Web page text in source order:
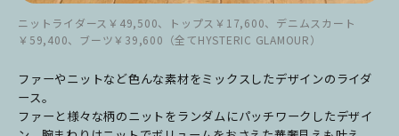
ニットライダース￥49,500、トップス￥17,600、デニムスカート
￥59,400、ブーツ￥39,600（全てHYSTERIC GLAMOUR）
ファーやニットなど色んな素材をミックスしたデザインのライダ
ース。
ファーと様々な柄のニットをランダムにパッチワークしたデザイ